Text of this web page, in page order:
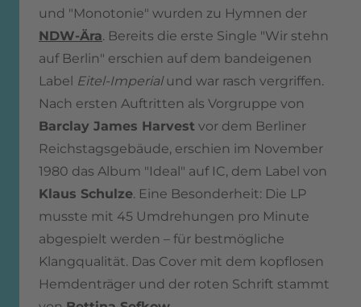
und "Monotonie" wurden zu Hymnen der
NDW-Ära. Bereits die erste Single "Wir stehn
auf Berlin" erschien auf dem bandeigenen
Label Eitel-Imperialund war rasch vergriffen.
Nach ersten Auftritten als Vorgruppe von
Barclay James Harvest vor dem Berliner
Reichstagsgebäude, erschien im November
1980 das Album "Ideal" auf IC, dem Label von
Klaus Schulze. Eine Besonderheit: Die LP
musste mit 45 Umdrehungen pro Minute
abgespielt werden – für bestmögliche
Klangqualität. Das Cover mit dem kopflosen
Hemdenträger und der roten Schrift stammt